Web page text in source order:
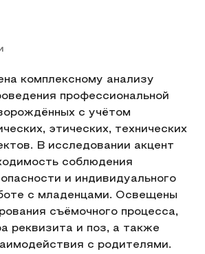
комплексному анализу
профессиональной
с учётом
этических, технических
В исследовании акцент
соблюдения
и индивидуального
с младенцами. Освещены
съёмочного процесса,
реквизита и поз, а также
с родителями.